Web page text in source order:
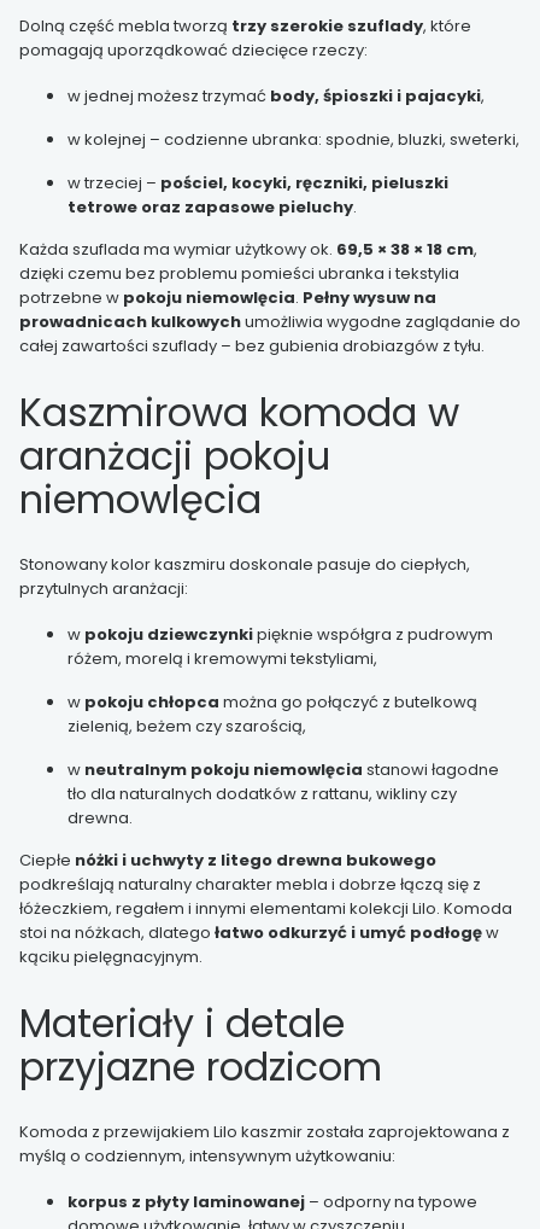
Dolną część mebla tworzą trzy szerokie szuflady, które
pomagają uporządkować dziecięce rzeczy:
w jednej możesz trzymać body, śpioszki i pajacyki,
w kolejnej – codzienne ubranka: spodnie, bluzki, sweterki,
w trzeciej – pościel, kocyki, ręczniki, pieluszki
tetrowe oraz zapasowe pieluchy.
Każda szuflada ma wymiar użytkowy ok. 69,5 × 38 × 18 cm,
dzięki czemu bez problemu pomieści ubranka i tekstylia
potrzebne w pokoju niemowlęcia. Pełny wysuw na
prowadnicach kulkowychumożliwia wygodne zaglądanie do
całej zawartości szuflady – bez gubienia drobiazgów z tyłu.
Kaszmirowa komoda w
aranżacji pokoju
niemowlęcia
Stonowany kolor kaszmiru doskonale pasuje do ciepłych,
przytulnych aranżacji:
w pokoju dziewczynkipięknie współgra z pudrowym
różem, morelą i kremowymi tekstyliami,
w pokoju chłopca można go połączyć z butelkową
zielenią, beżem czy szarością,
w neutralnym pokoju niemowlęcia stanowi łagodne
tło dla naturalnych dodatków z rattanu, wikliny czy
drewna.
Ciepłe nóżki i uchwyty z litego drewna bukowego
podkreślają naturalny charakter mebla i dobrze łączą się z
łóżeczkiem, regałem i innymi elementami kolekcji Lilo. Komoda
stoi na nóżkach, dlatego łatwo odkurzyć i umyć podłogęw
kąciku pielęgnacyjnym.
Materiały i detale
przyjazne rodzicom
Komoda z przewijakiem Lilo kaszmir została zaprojektowana z
myślą o codziennym, intensywnym użytkowaniu:
korpus z płyty laminowanej – odporny na typowe